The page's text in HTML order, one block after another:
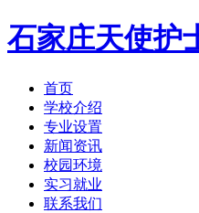
石家庄天使护
首页
学校介绍
专业设置
新闻资讯
校园环境
实习就业
联系我们